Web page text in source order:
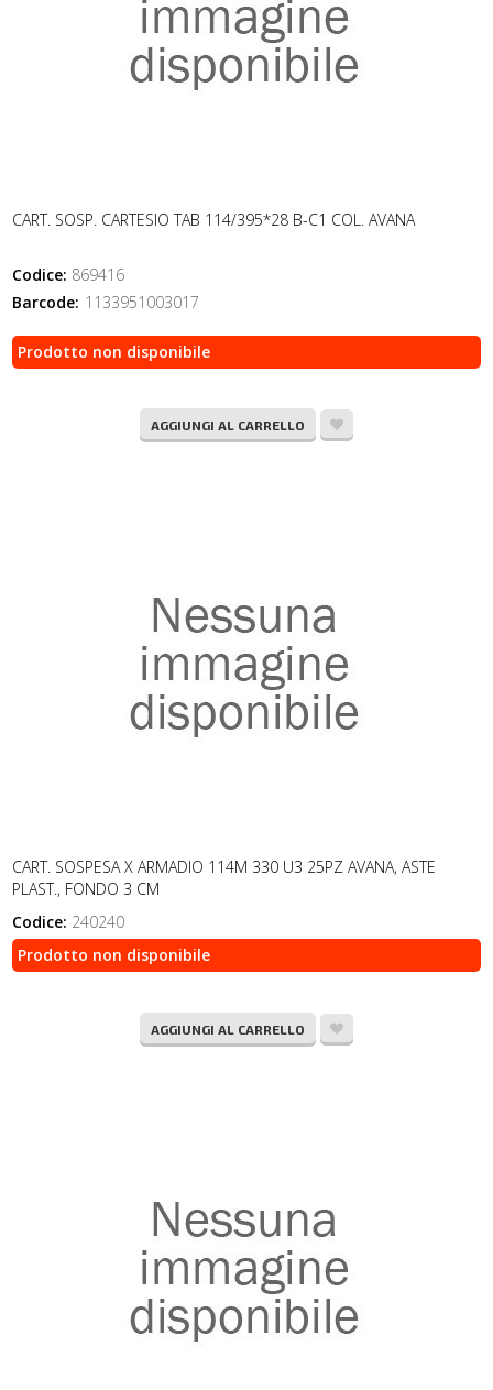
CART. SOSP. CARTESIO TAB 114/395*28 B-C1 COL. AVANA
Codice: 869416
Barcode: 1133951003017
Prodotto non disponibile
AGGIUNGI AL CARRELLO
CART. SOSPESA X ARMADIO 114M 330 U3 25PZ AVANA, ASTE
PLAST., FONDO 3 CM
Codice: 240240
Prodotto non disponibile
AGGIUNGI AL CARRELLO